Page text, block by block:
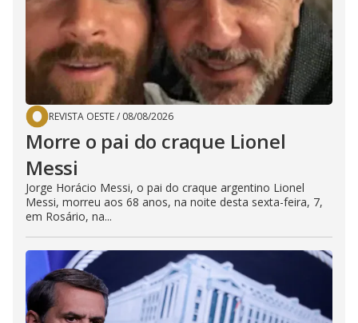
REVISTA OESTE/ 08/08/2026
Morre o pai do craque Lionel
Messi
Jorge Horácio Messi, o pai do craque argentino Lionel
Messi, morreu aos 68 anos, na noite desta sexta-feira, 7,
em Rosário, na...